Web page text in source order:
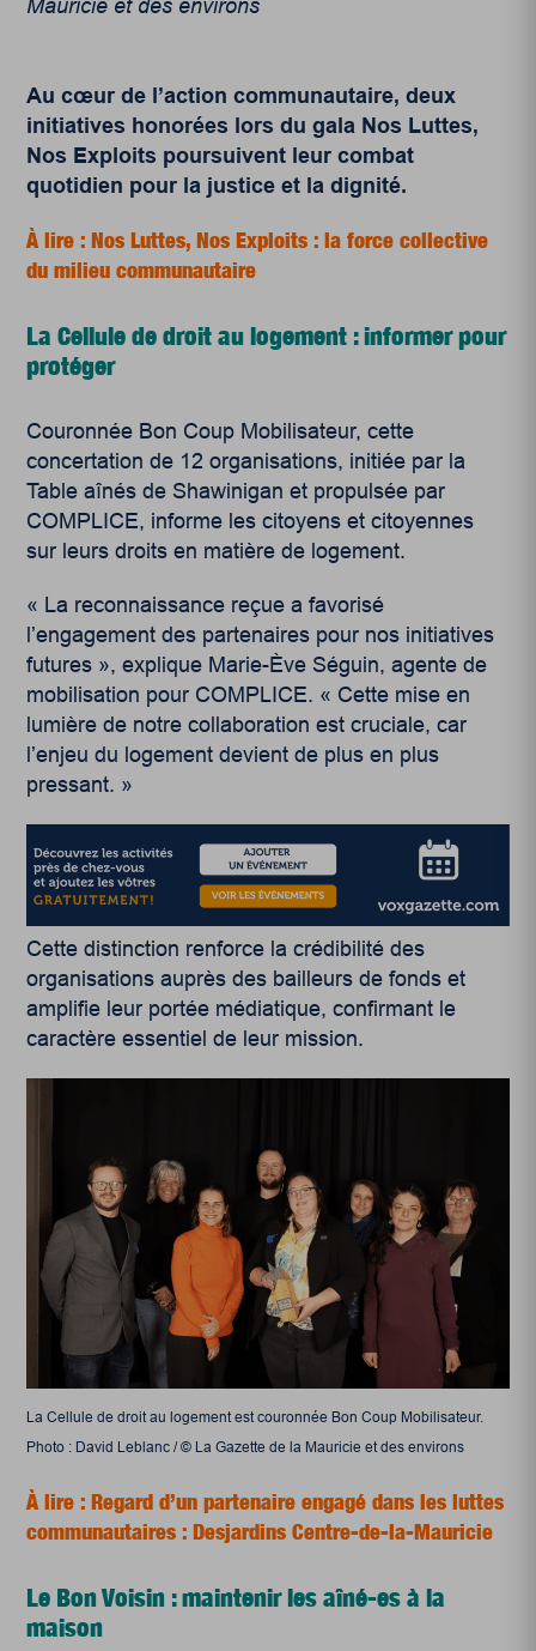
Mauricie et des environs
Au cœur de l’action communautaire, deux
initiatives honorées lors du gala Nos Luttes,
Nos Exploits poursuivent leur combat
quotidien pour la justice et la dignité.
À lire : Nos Luttes, Nos Exploits : la force collective
du milieu communautaire
La Cellule de droit au logement : informer pour
protéger
Couronnée Bon Coup Mobilisateur, cette
concertation de 12 organisations, initiée par la
Table aînés de Shawinigan et propulsée par
COMPLICE, informe les citoyens et citoyennes
sur leurs droits en matière de logement.
« La reconnaissance reçue a favorisé
l’engagement des partenaires pour nos initiatives
futures », explique Marie-Ève Séguin, agente de
mobilisation pour COMPLICE. « Cette mise en
lumière de notre collaboration est cruciale, car
l’enjeu du logement devient de plus en plus
pressant. »
Cette distinction renforce la crédibilité des
organisations auprès des bailleurs de fonds et
amplifie leur portée médiatique, confirmant le
caractère essentiel de leur mission.
La Cellule de droit au logement est couronnée Bon Coup Mobilisateur.
Photo : David Leblanc / © La Gazette de la Mauricie et des environs
À lire : Regard d’un partenaire engagé dans les luttes
communautaires : Desjardins Centre-de-la-Mauricie
Le Bon Voisin : maintenir les aîné-es à la
maison